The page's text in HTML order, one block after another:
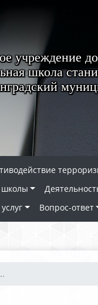
учреждение
школа
школы
Вопрос-ответ